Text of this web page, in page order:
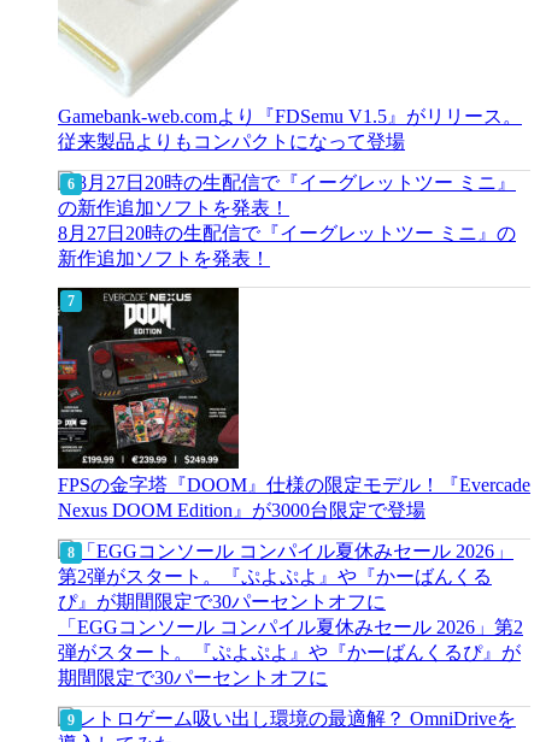
Gamebank-web.comより『FDSemu V1.5』がリリース。
従来製品よりもコンパクトになって登場
8月27日20時の生配信で『イーグレットツー ミニ』の
新作追加ソフトを発表！
FPSの金字塔『DOOM』仕様の限定モデル！『Evercade
Nexus DOOM Edition』が3000台限定で登場
「EGGコンソール コンパイル夏休みセール 2026」第2
弾がスタート。『ぷよぷよ』や『かーばんくるぴ』が
期間限定で30パーセントオフに